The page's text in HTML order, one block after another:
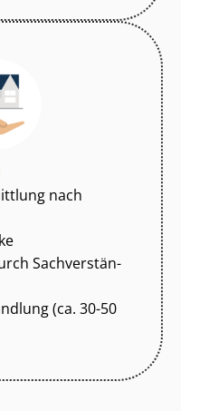
nach
Sach­ver­stän­
(ca. 30-50